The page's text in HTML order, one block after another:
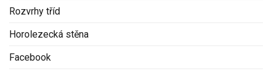
Rozvrhy tříd
Horolezecká stěna
Facebook